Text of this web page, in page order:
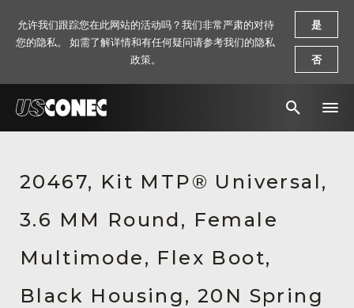
解决方案
产品
资源
关于我们
20467, Kit MTP® Universal,
3.6 MM Round, Female
Multimode, Flex Boot,
Black Housing, 20N Spring
允许我们跟踪您在此网站的活动吗？我们非常严肃的对待
您的隐私。 如需了解详情和有任何疑问请参考我们的隐私
政策。
是
否